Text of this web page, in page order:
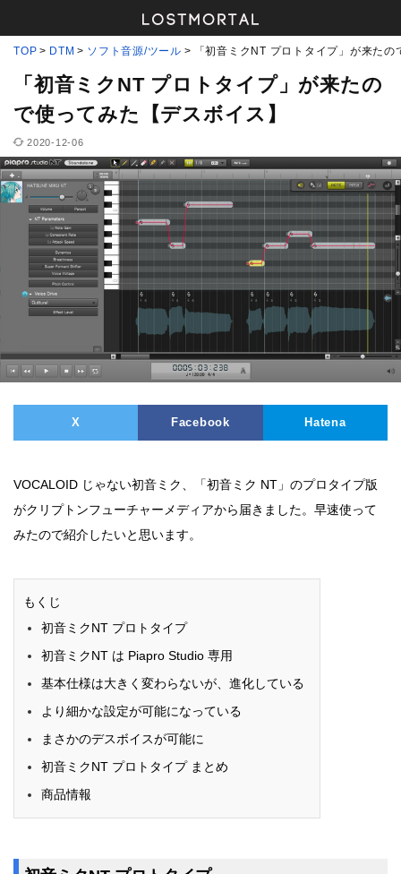
TOP DTM ソフト音源/ツール 「初音ミクNT プロトタイプ」が来た
「初音ミクNT プロトタイプ」が来たの
で使ってみた【デスボイス】
2020-12-06
X Facebook Hatena
VOCALOID じゃない初音ミク、「初音ミク NT」のプロタイプ版
がクリプトンフューチャーメディアから届きました。早速使って
みたので紹介したいと思います。
もくじ
初音ミクNT プロトタイプ
初音ミクNT は Piapro Studio 専用
基本仕様は大きく変わらないが、進化している
より細かな設定が可能になっている
まさかのデスボイスが可能に
初音ミクNT プロトタイプ まとめ
商品情報